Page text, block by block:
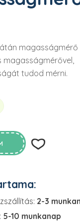
magasságmérő
tudod mérni.
2-3
5-10 munkanap